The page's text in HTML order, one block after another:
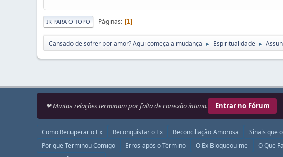
IR PARA O TOPO Páginas 1
Cansado de sofrer por amor? Aqui começa a mudança ► Espiritualidade ►
❤ Muitas relações terminam por falta de conexão íntima. Entrar no Fórum
Como Recuperar o Ex Reconquistar o Ex Reconciliação Amorosa Sinais que
Por que Terminou Comigo
Erros após o Término O Ex Bloqueou-me O Que